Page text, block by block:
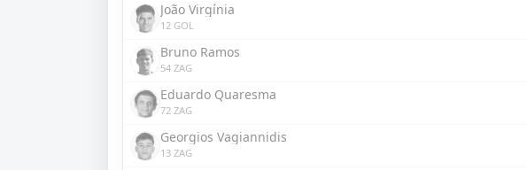
João Virgínia
12 GOL
Bruno Ramos
54 ZAG
Eduardo Quaresma
72 ZAG
Georgios Vagiannidis
13 ZAG